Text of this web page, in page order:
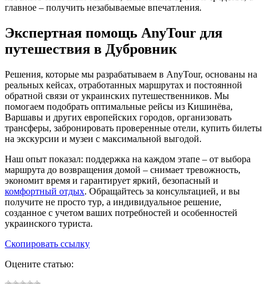
главное – получить незабываемые впечатления.
Экспертная помощь AnyTour для
путешествия в Дубровник
Решения, которые мы разрабатываем в AnyTour, основаны на
реальных кейсах, отработанных маршрутах и постоянной
обратной связи от украинских путешественников. Мы
помогаем подобрать оптимальные рейсы из Кишинёва,
Варшавы и других европейских городов, организовать
трансферы, забронировать проверенные отели, купить билеты
на экскурсии и музеи с максимальной выгодой.
Наш опыт показал: поддержка на каждом этапе – от выбора
маршрута до возвращения домой – снимает тревожность,
экономит время и гарантирует яркий, безопасный и
комфортный отдых. Обращайтесь за консультацией, и вы
получите не просто тур, а индивидуальное решение,
созданное с учетом ваших потребностей и особенностей
украинского туриста.
Скопировать ссылку
Оцените статью: